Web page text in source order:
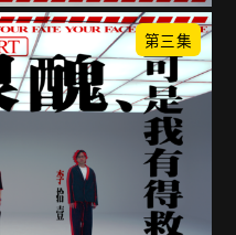
第三集